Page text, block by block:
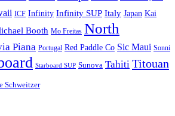
ICF Infinity Infinity SUP Italy Japan Kai
Booth Mo Freitas North
Piana Portugal Red Paddle Co Sic Maui Sonni
Starboard SUP Sunova Tahiti Titouan
Schweitzer